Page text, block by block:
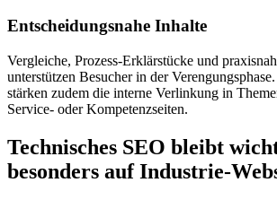
Entscheidungsnahe Inhalte
Vergleiche, Prozess-Erklärstücke und
unterstützen Besucher in der
stärken zudem die interne Verlinkung in
Service- oder Kompetenzseiten.
Technisches SEO bleibt
besonders auf Industrie-